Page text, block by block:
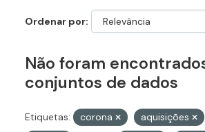
Ordenar por
Não foram
conjuntos de dados
Etiquetas: corona aquisições